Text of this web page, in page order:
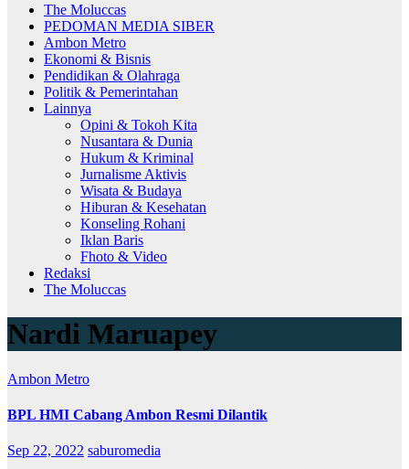
The Moluccas
PEDOMAN MEDIA SIBER
Ambon Metro
Ekonomi & Bisnis
Pendidikan & Olahraga
Politik & Pemerintahan
Lainnya
Opini & Tokoh Kita
Nusantara & Dunia
Hukum & Kriminal
Jurnalisme Aktivis
Wisata & Budaya
Hiburan & Kesehatan
Konseling Rohani
Iklan Baris
Fhoto & Video
Redaksi
The Moluccas
Nardi Maruapey
Ambon Metro
BPL HMI Cabang Ambon Resmi Dilantik
Sep 22, 2022 saburomedia